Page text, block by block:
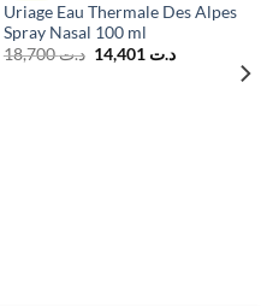
Uriage Eau Thermale Des Alpes
Spray Nasal 100 ml
د.ت18,700
Le
prix
د.ت 14,401
Le